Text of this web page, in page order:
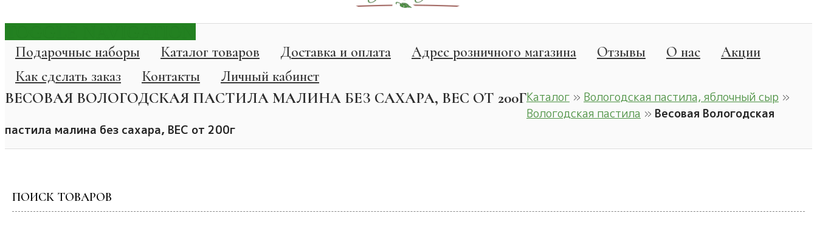
Подарочные наборы Каталог товаров Доставка и оплата Адрес розничного магазина Отзывы О нас
Акции
Как сделать заказ
Контакты Личный кабинет
ВЕСОВАЯ ВОЛОГОДСКАЯ ПАСТИЛА МАЛИНА БЕЗ САХАРА, ВЕС ОТ 200ГКаталог » Вологодская пастила, яблочный сыр »
Вологодская пастила » Весовая Вологодская
пастила малина без сахара, ВЕС от 200г
ПОИСК ТОВАРОВ